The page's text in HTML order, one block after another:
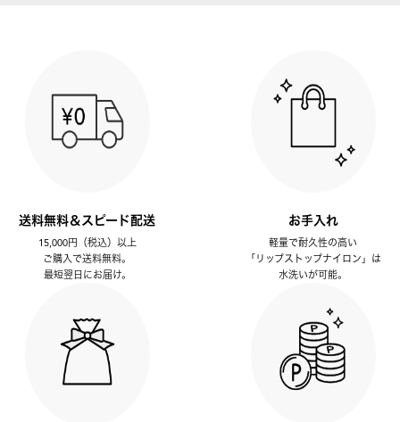
送料無料＆スピード配送
15,000円（税込）以上
ご購入で送料無料。
最短翌日にお届け。
お手入れ
軽量で耐久性の高い
「リップストップナイロン」は
水洗いが可能。